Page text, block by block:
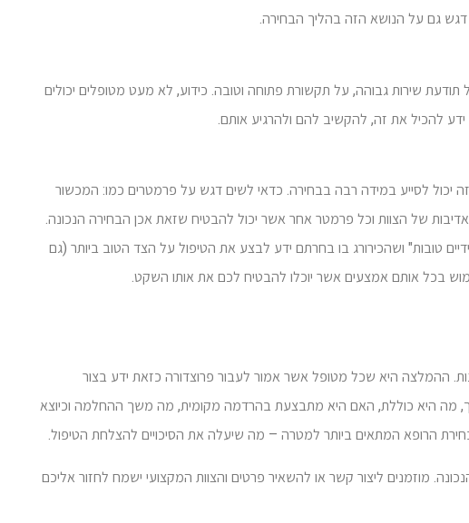
דגש גם על הנושא הזה בהליך הבחירה.
שירות גבוהה, על תקשורת פתוחה וטובה. כידוע, לא מעט מטופלים יכולים
להכיל את זה, להקשיב להם ולהרגיע אותם.
יכול לסייע במידה רבה בבחירה. כדאי לשים דגש על פרמטרים כמו: המכשור
של הצוות וכל פרמטר אחר אשר יכול להבטיח שזאת אכן הבחירה הנכונה.
טובות" ושהכירורג בו בחרתם ידע לבצע את הטיפול על הצד הטוב ביותר (גם
בכל אותם אמצעים אשר יוכלו להבטיח לכם את אותו השקט.
ההמלצה היא שכל מטופל אשר אמור לעבור פרוצדורה כזאת ידע בצור
מה היא כוללת, האם היא מתבצעת בהרדמה מקומית, מה משך ההחלמה וכיוצא
הרופא המתאים ביותר למטרה – מה שיעלה את הסיכויים להצלחת הטיפול.
מוזמנים ליצור קשר או להשאיר פרטים והצוות המקצועי ישמח לחזור אליכם